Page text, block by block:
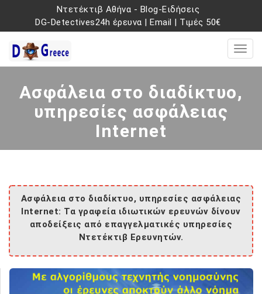
Ντετέκτιβ Αθήνα - Blog-Ειδήσεις
DG-Detectives24h έρευνα |Email | Τιμές 50€
Ασφάλεια στο διαδίκτυο,
υπηρεσίες ασφάλειας
Internet
Ασφάλεια στο διαδίκτυο, υπηρεσίες ασφάλειας
Internet: Τα γραφεία ιδιωτικών ερευνών δίνουν
αποδείξεις από επαγγελματικές υπηρεσίες
Ντετέκτιβ Ερευνητών.